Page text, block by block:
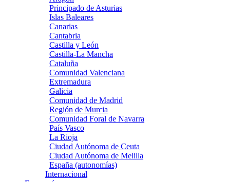
Principado de Asturias
Islas Baleares
Canarias
Cantabria
Castilla y León
Castilla-La Mancha
Cataluña
Comunidad Valenciana
Extremadura
Galicia
Comunidad de Madrid
Región de Murcia
Comunidad Foral de Navarra
País Vasco
La Rioja
Ciudad Autónoma de Ceuta
Ciudad Autónoma de Melilla
España (autonomías)
Internacional